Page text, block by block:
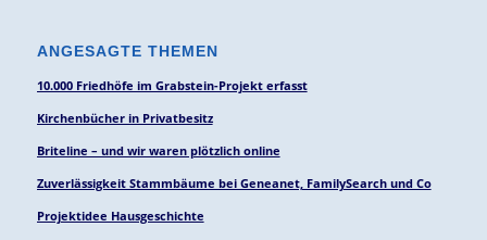
ANGESAGTE THEMEN
10.000 Friedhöfe im Grabstein-Projekt erfasst
Kirchenbücher in Privatbesitz
Briteline – und wir waren plötzlich online
Zuverlässigkeit Stammbäume bei Geneanet, FamilySearch und Co
Projektidee Hausgeschichte